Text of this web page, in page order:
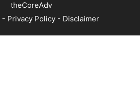
theCoreAdv
- Privacy Policy- Disclaimer